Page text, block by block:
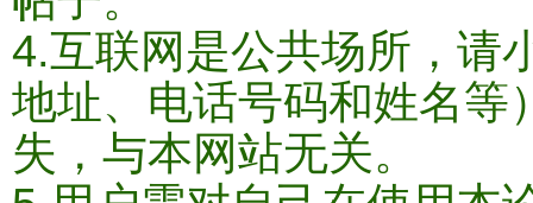
4.互联网是公共场所，请
地址、电话号码和姓名等
失，与本网站无关。